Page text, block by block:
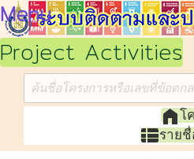
Menu
Project Activities
homeโ
view_listรายชื่